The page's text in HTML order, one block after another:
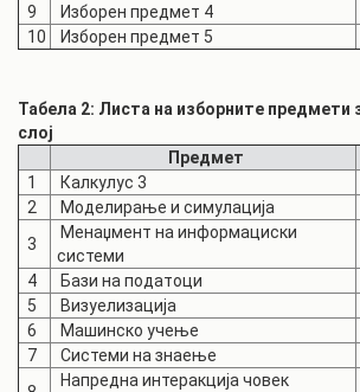
9 Изборен предмет 4
10
Изборен предмет 5
Табела 2: Листа на изборните предмети
слој
Предмет
1
Калкулус 3
2
Моделирање и симулација
3
Менаџмент на информациски
системи
4
Бази на податоци
5
Визуелизација
6
Машинско учење
7
Системи на знаење
Напредна интеракција човек